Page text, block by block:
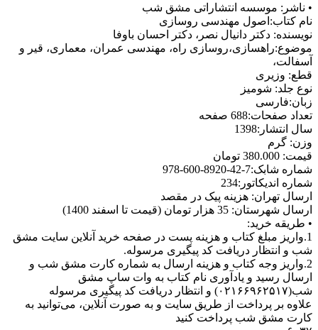
• ناشر: موسسه انتشاراتی مشق شب
نام کتاب:اصول مهندسی روسازی
نويسنده: دکتر دانیال نصر، دکتر احسان باوفا
موضوع:راهسازی،روسازی راه، مهندسی عمران، معماری، قیر و
آسفالت،
قطع: وزیری
نوع جلد: شومیز
زبان:فارسی
تعداد صفحات:688 صفحه
سال انتشار:1398
وزن: گرم
قیمت: 380.000 تومان
شماره شابک:7-42-8920-600-978
شماره اندیکاتور:234
ارسال تهران: هزینه پیک در مقصد
ارسال شهرستان: 35 هزار تومان (قیمت تا اسفند 1400)
• طریقه خرید:
1.واریز مبلغ کتاب و هزینه پست در صفحه خرید آنلاین سایت مشق
شب و انتظار دریافت کد پیگیری مرسوله.
2.واریز وجه کتاب و هزینه ارسال به شماره کارت مشق شب و
ارسال رسید و یادآوری نام کتاب به وات ساپ مشق
شب(۰۲۱۶۶۹۶۲۵۱۷) و انتظار دریافت کد پیگیری مرسوله
علاوه بر پرداخت از طریق سایت و به صورت آنلاین، می‌توانید به
کارت مشق شب پرداخت کنید